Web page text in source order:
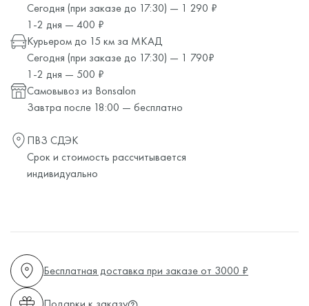
Сегодня (при заказе до 17:30) — 1 290 ₽
1-2 дня — 400 ₽
Курьером до 15 км за МКАД
Сегодня (при заказе до 17:30) — 1 790₽
1-2 дня — 500 ₽
Самовывоз из Bonsalon
Завтра после 18:00 — бесплатно
ПВЗ СДЭК
Срок и стоимость рассчитывается
индивидуально
Бесплатная доставка при заказе от 3000 ₽